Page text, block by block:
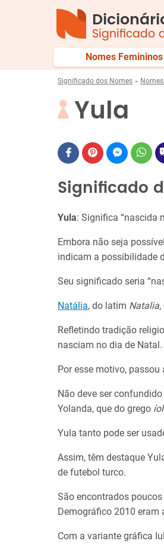
Significado
Nomes Femininos
Significado dos Nomes
Yula
Significado
Yula: Significa “nascida
Embora não seja
indicam a possibilidade
Seu significado seria
Natália, do latim Natalia
Refletindo tradição
nasciam no dia de Natal.
Por esse motivo, passou
Não deve ser
Yolanda, que do grego
Yula tanto pode ser
Assim, têm destaque
de futebol turco.
São encontrados
Demográfico 2010 eram
Com a variante gráfica